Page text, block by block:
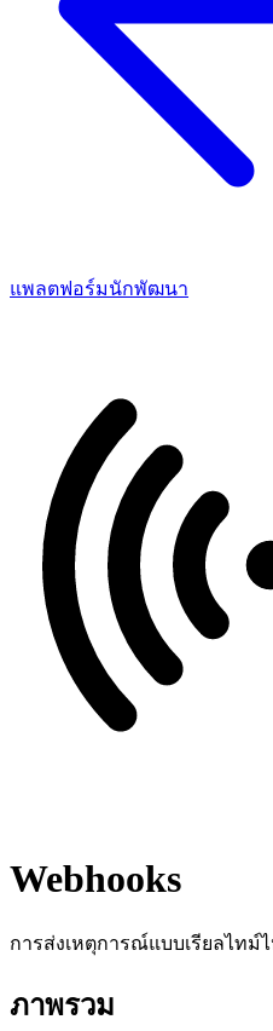
แพลตฟอร์มนักพัฒนา
Webhooks
การส่งเหตุการณ์แบบเรียลไทม์
ภาพรวม